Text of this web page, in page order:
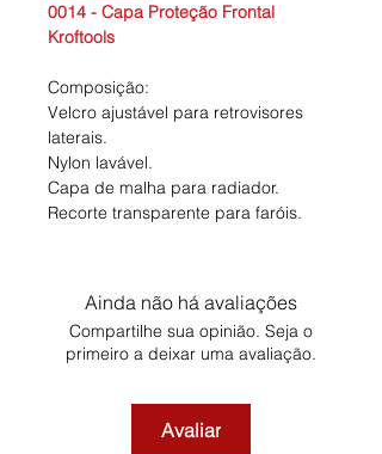
0014 - Capa Proteção Frontal
Kroftools
Composição:
Velcro ajustável para retrovisores
laterais.
Nylon lavável.
Capa de malha para radiador.
Recorte transparente para faróis.
Ainda não há avaliações
Compartilhe sua opinião. Seja o
primeiro a deixar uma avaliação.
Avaliar